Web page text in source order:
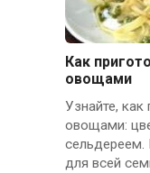
Как
овощами
Узнайте, как
овощами:
для всей